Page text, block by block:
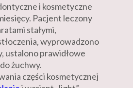
i kosmetyczne
Pacjent leczony
stałymi,
wyprowadzono
ustalono prawidłowe
żuchwy.
części kosmetycznej